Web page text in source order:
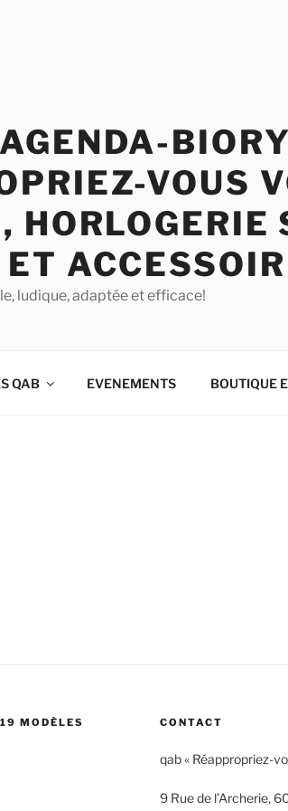
VOUS
HORLOGERIE
ludique, adaptée et efficace!
QAB EVENEMENTS BOUTIQUE
MODÈLES
CONTACT
qab « Réappropriez-
9 Rue de l’Archerie,